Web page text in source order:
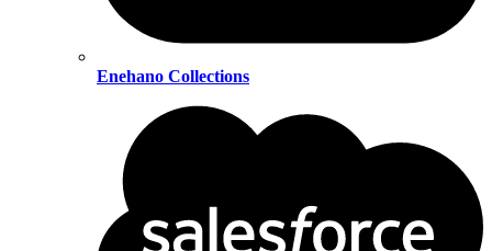
Enehano Collections